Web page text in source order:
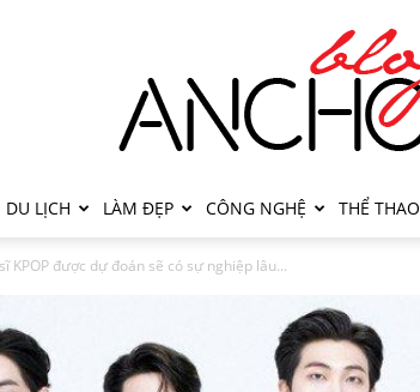
DU LỊCH LÀM ĐẸP CÔNG NGHỆ THỂ THAO
KPOP được dự đoán sẽ có sự nghiệp lâu...